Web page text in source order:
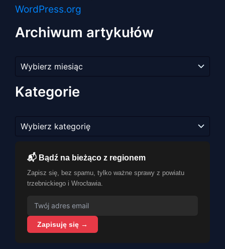
WordPress.org
Archiwum artykułów
artykułów
Kategorie
📬 Bądź na bieżąco z regionem
Zapisz się, bez spamu, tylko ważne sprawy z powiatu
trzebnickiego i Wrocławia.
Zapisuję się →